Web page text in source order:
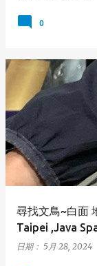
0
尋找文鳥~白面
Taipei ,Java
日期： 5月 28, 2024